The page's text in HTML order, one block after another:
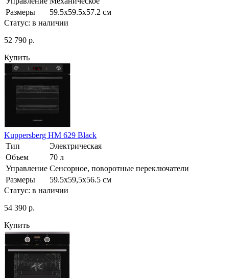
Размеры
59.5х59.5х57.2 см
Статус: в наличии
52 790 р.
Купить
Kuppersberg HM 629 Black
Тип
Электрическая
Объем
70 л
Управление Сенсорное, поворотные переключатели
Размеры
59.5х59,5х56.5 см
Статус: в наличии
54 390 р.
Купить